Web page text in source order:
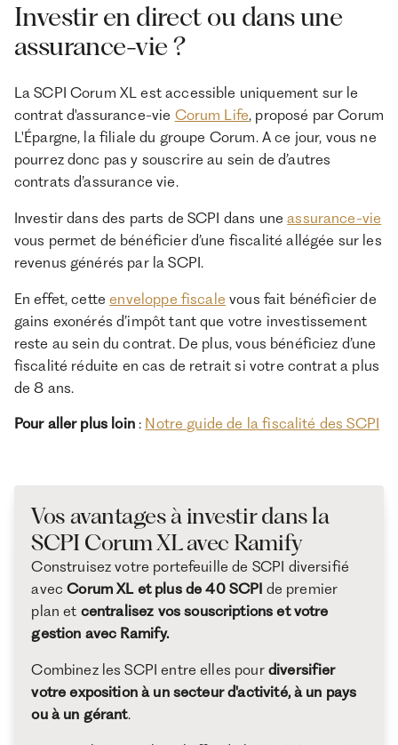
Investir en direct ou dans une
assurance-vie ?
La SCPI Corum XL est accessible uniquement sur le
contrat d'assurance-vie Corum Life, proposé par Corum
L'Épargne, la filiale du groupe Corum. A ce jour, vous ne
pourrez donc pas y souscrire au sein de d’autres
contrats d’assurance vie.
Investir dans des parts de SCPI dans uneassurance-vie
vous permet de bénéficier d’une fiscalité allégée sur les
revenus générés par la SCPI.
En effet, cetteenveloppe fiscale vous fait bénéficier de
gains exonérés d’impôt tant que votre investissement
reste au sein du contrat. De plus, vous bénéficiez d’une
fiscalité réduite en cas de retrait si votre contrat a plus
de 8 ans.
Pour aller plus loin: Notre guide de la fiscalité des SCPI
Vos avantages à investir dans la
SCPI Corum XL avec Ramify
Construisez votre portefeuille de SCPI diversifié
avecCorum XL et plus de 40 SCPI de premier
plan et centralisez vos souscriptions et votre
gestion avec Ramify.
Combinez les SCPI entre elles pour diversifier
votre exposition à un secteur d'activité, à un pays
ou à un gérant.